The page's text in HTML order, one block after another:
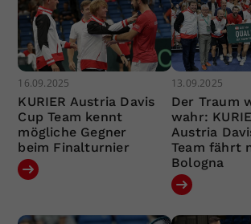
16.09.2025
KURIER Austria Davis
Cup Team kennt
mögliche Gegner
beim Finalturnier
13.09.2025
Der Traum
wahr:
Austria
Team fährt
Bologna